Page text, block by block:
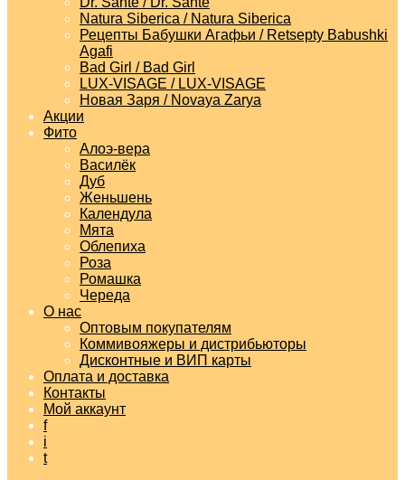
Natura Siberica / Natura Siberica
Рецепты Бабушки Агафьи / Retsepty Babushki
Agafi
Bad Girl / Bad Girl
LUX-VISAGE / LUX-VISAGE
Новая Заря / Novaya Zarya
Акции
Фито
Алоэ-вера
Василёк
Дуб
Женьшень
Календула
Мята
Облепиха
Роза
Ромашка
Череда
О нас
Оптовым покупателям
Коммивояжеры и дистрибьюторы
Дисконтные и ВИП карты
Оплата и доставка
Контакты
Мой аккаунт
f
i
t